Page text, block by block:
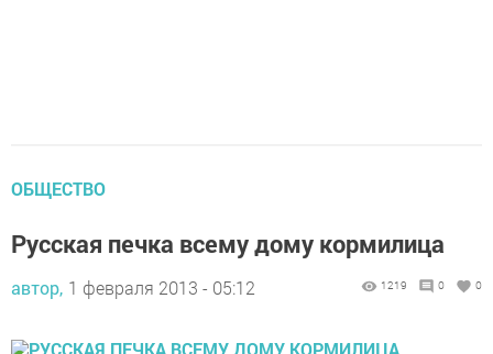
ОБЩЕСТВО
Русская печка всему дому кормилица
автор, 1 февраля 2013 - 05:12 1219 0 0